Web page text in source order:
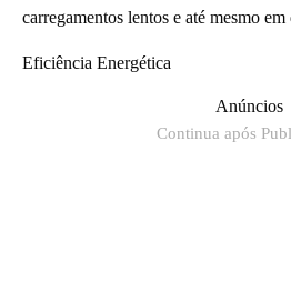
carregamentos lentos e até mesmo
Eficiência Energética
Anúncios
Continua após